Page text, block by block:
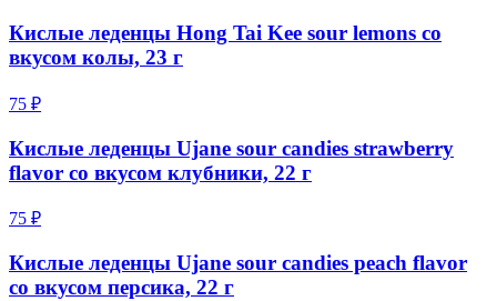
Кислые леденцы Hong Tai Kee sour lemons со
вкусом колы, 23 г
75 ₽
Кислые леденцы Ujane sour candies strawberry
flavor со вкусом клубники, 22 г
75 ₽
Кислые леденцы Ujane sour candies peach flavor
со вкусом персика, 22 г